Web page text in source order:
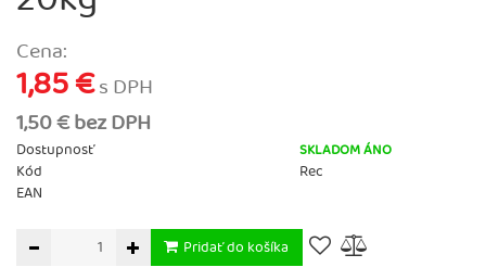
Cena:
1,85 €s DPH
1,50 € bez DPH
Dostupnosť SKLADOM ÁNO
Kód
Rec
EAN
Pridať do košíka